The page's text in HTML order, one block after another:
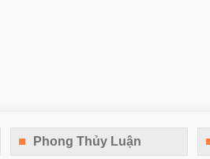
Phong Thủy Luận